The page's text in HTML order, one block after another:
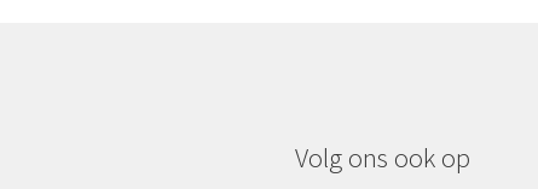
Volg ons ook op